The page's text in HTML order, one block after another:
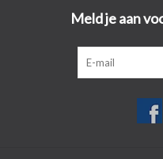
Meld je aan